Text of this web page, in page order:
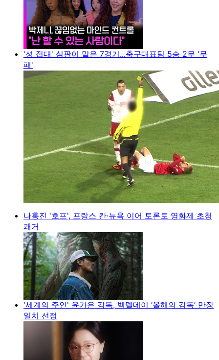
'성 접대' 심판이 맡은 7경기...축구대표팀 5승 2무 '무
패'
나홍진 '호프', 프랑스 칸·뉴욕 이어 토론토 영화제 초청
쾌거
'세계의 주인' 윤가은 감독, 벡델데이 ‘올해의 감독’ 만장
일치 선정